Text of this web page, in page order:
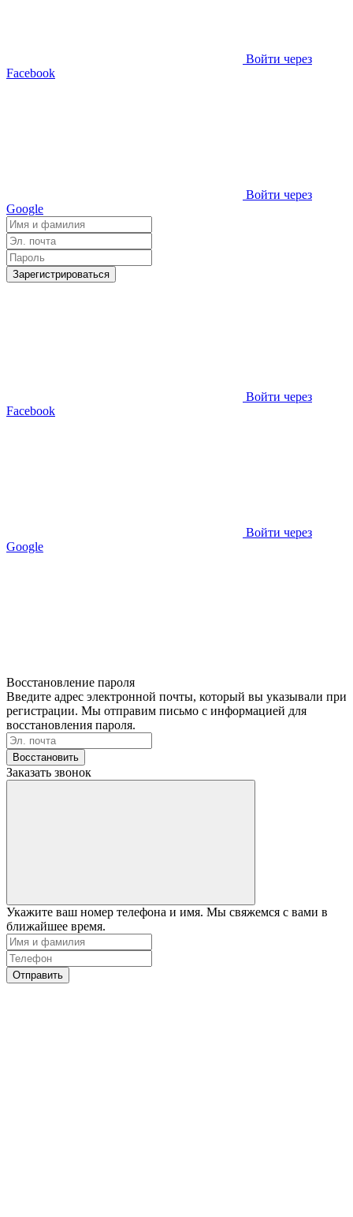
Войти через
Facebook
Войти через
Google
Зарегистрироваться
Войти через
Facebook
Войти через
Google
Восстановление пароля
Введите адрес электронной почты, который вы указывали при
регистрации. Мы отправим письмо с информацией для
восстановления пароля.
Восстановить
Заказать звонок
Укажите ваш номер телефона и имя. Мы свяжемся с вами в
ближайшее время.
Отправить